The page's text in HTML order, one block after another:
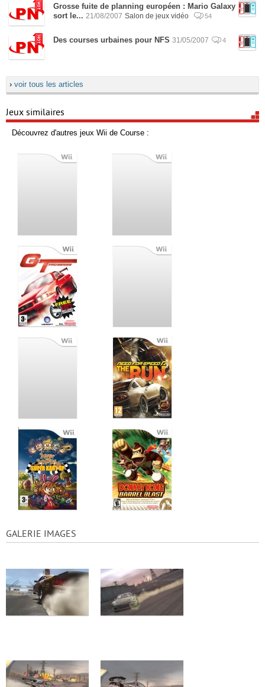
Grosse fuite de planning européen : Mario Galaxy
sort le... 21/08/2007 Salon de jeux vidéo 54
Des courses urbaines pour NFS 31/05/2007 4
› voir tous les articles
Jeux similaires
Découvrez d'autres jeux Wii de Course :
GALERIE IMAGES